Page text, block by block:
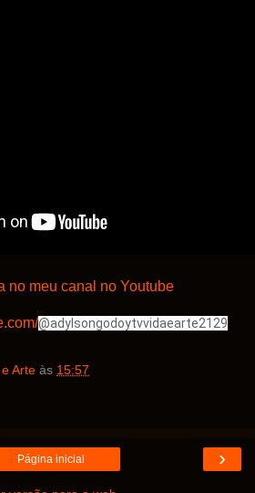
no meu canal no Youtube
@adylsongodoytvvidaearte2129
Arte às 15:57
›
Página inicial